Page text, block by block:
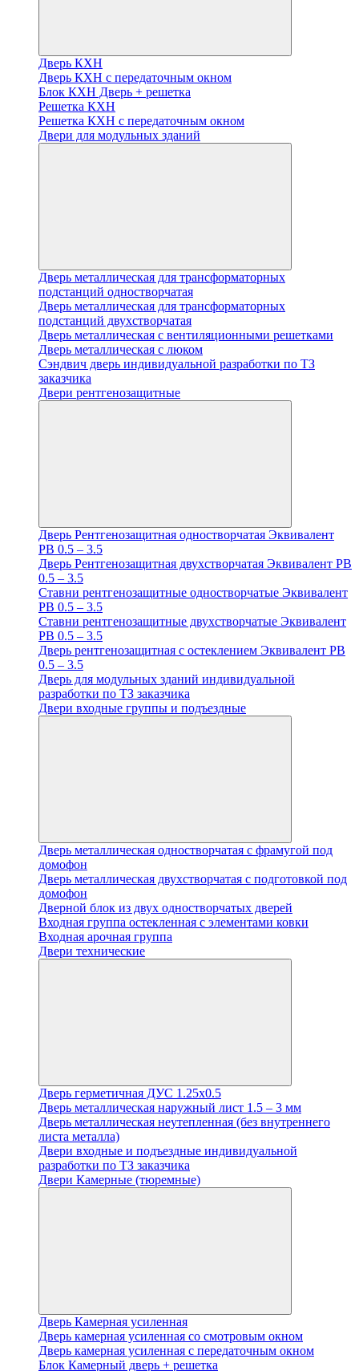
Дверь КХН
Дверь КХН с передаточным окном
Блок КХН Дверь + решетка
Решетка КХН
Решетка КХН с передаточным окном
Двери для модульных зданий
Дверь металлическая для трансформаторных
подстанций одностворчатая
Дверь металлическая для трансформаторных
подстанций двухстворчатая
Дверь металлическая с вентиляционными решетками
Дверь металлическая с люком
Cэндвич дверь индивидуальной разработки по ТЗ
заказчика
Двери рентгенозащитные
Дверь Рентгенозащитная одностворчатая Эквивалент
PB 0.5 – 3.5
Дверь Рентгенозащитная двухстворчатая Эквивалент PB
0.5 – 3.5
Ставни рентгенозащитные одностворчатые Эквивалент
PB 0.5 – 3.5
Ставни рентгенозащитные двухстворчатые Эквивалент
PB 0.5 – 3.5
Дверь рентгенозащитная с остеклением Эквивалент PB
0.5 – 3.5
Дверь для модульных зданий индивидуальной
разработки по ТЗ заказчика
Двери входные группы и подъездные
Дверь металлическая одностворчатая с фрамугой под
домофон
Дверь металлическая двухстворчатая с подготовкой под
домофон
Дверной блок из двух одностворчатых дверей
Входная группа остекленная с элементами ковки
Входная арочная группа
Двери технические
Дверь герметичная ДУС 1.25х0.5
Дверь металлическая наружный лист 1.5 – 3 мм
Дверь металлическая неутепленная (без внутреннего
листа металла)
Двери входные и подъездные индивидуальной
разработки по ТЗ заказчика
Двери Камерные (тюремные)
Дверь Камерная усиленная
Дверь камерная усиленная со смотровым окном
Дверь камерная усиленная с передаточным окном
Блок Камерный дверь + решетка